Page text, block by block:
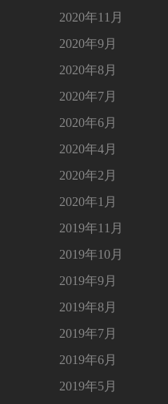
2020年11月
2020年9月
2020年8月
2020年7月
2020年6月
2020年4月
2020年2月
2020年1月
2019年11月
2019年10月
2019年9月
2019年8月
2019年7月
2019年6月
2019年5月